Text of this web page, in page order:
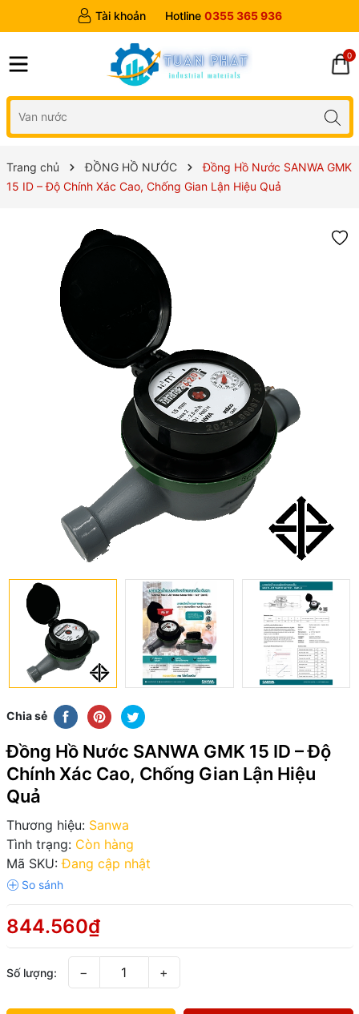
Tài khoản Hotline 0355 365 936
0
Trang chủ ĐỒNG HỒ NƯỚC
Đồng Hồ Nước SANWA GMK
15 ID – Độ Chính Xác Cao, Chống Gian Lận Hiệu Quả
Chia sẻ
Đồng Hồ Nước SANWA GMK 15 ID – Độ
Chính Xác Cao, Chống Gian Lận Hiệu
Quả
Thương hiệu: Sanwa
Tình trạng: Còn hàng
Mã SKU: Đang cập nhật
844.560₫
Số lượng: − +